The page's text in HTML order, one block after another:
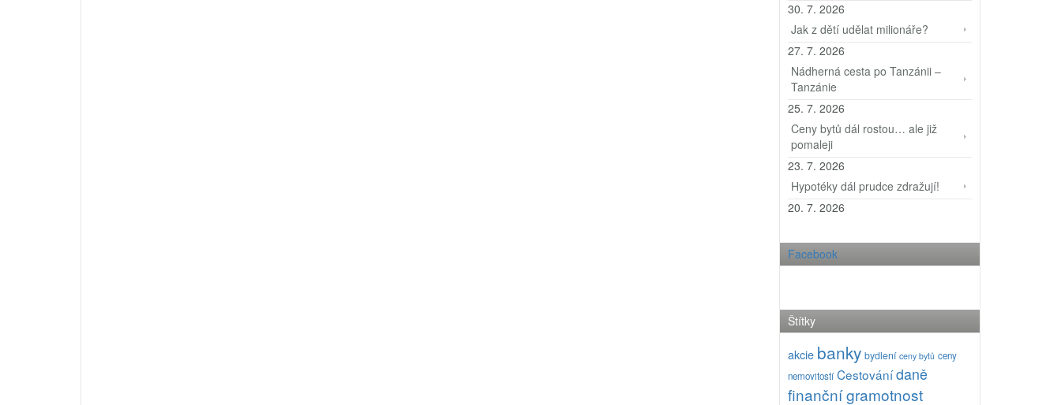
30. 7. 2026
Jak z dětí udělat milionáře?
27. 7. 2026
Nádherná cesta po Tanzánii –
Tanzánie
25. 7. 2026
Ceny bytů dál rostou… ale již
pomaleji
23. 7. 2026
Hypotéky dál prudce zdražují!
20. 7. 2026
Facebook
Štítky
akcie banky bydlení ceny bytů ceny
nemovitostí Cestování daně
finanční gramotnost